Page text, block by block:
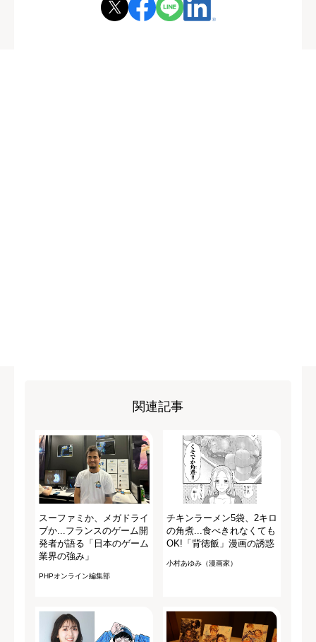
関連記事
スーファミか、メガドライ
ブか...フランスのゲーム開
発者が語る「日本のゲーム
業界の強み」
PHPオンライン編集部
チキンラーメン5袋、2キロ
の角煮...食べきれなくても
OK!「背徳飯」漫画の誘惑
小村あゆみ（漫画家）